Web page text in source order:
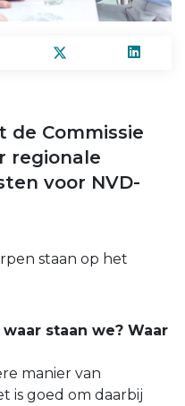
de Commissie
regionale
voor NVD-
staan op het
staan we? Waar
manier van
is goed om daarbij